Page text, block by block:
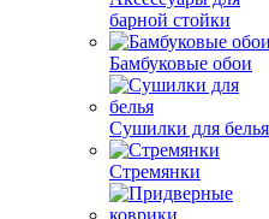
барной стойки
Бамбуковые обои
Сушилки для белья
Стремянки